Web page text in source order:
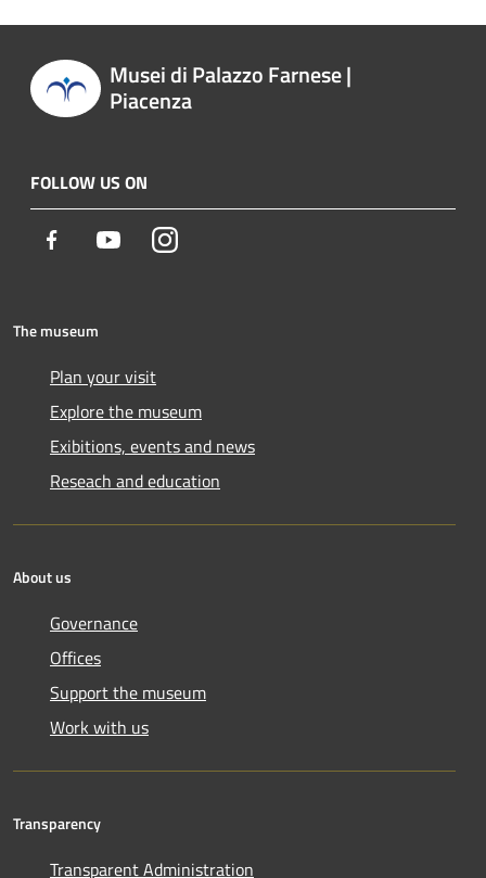
Musei di Palazzo Farnese |
Piacenza
FOLLOW US ON
Facebook YoutubeInstagram
The museum
Plan your visit
Explore the museum
Exibitions, events and news
Reseach and education
About us
Governance
Offices
Support the museum
Work with us
Transparency
Transparent Administration